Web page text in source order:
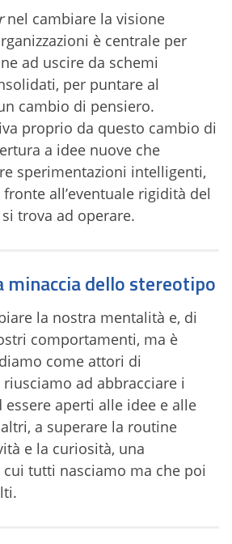
nel cambiare la visione
è centrale per
ad uscire da schemi
per puntare al
cambio di pensiero.
proprio da questo cambio di
a idee nuove che
sperimentazioni intelligenti,
all’eventuale rigidità del
trova ad operare.
minaccia dello stereotipo
la nostra mentalità e, di
comportamenti, ma è
come attori di
ad abbracciare i
essere aperti alle idee e alle
a superare la routine
e la curiosità, una
tutti nasciamo ma che poi